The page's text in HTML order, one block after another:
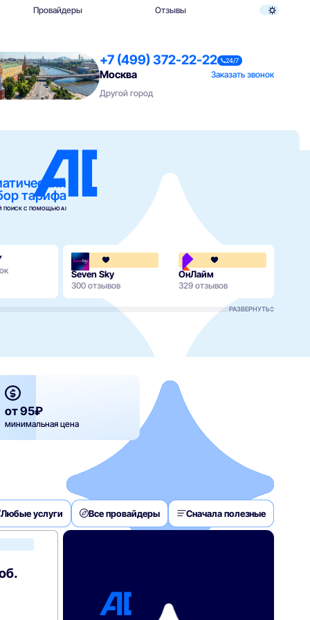
Провайдеры Отзывы
+7 (499) 372-22-22 24/7
Москва
Заказать звонок
Другой город
тарифа
ПОИСК С ПОМОЩЬЮ AI
4.4
Seven Sky
300 отзывов
ОнЛайм
329 отзывов
РАЗВЕРНУТЬ
от 95₽
минимальная цена
Любые услуги Все провайдеры Сначала полезные